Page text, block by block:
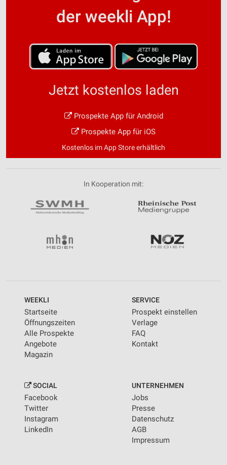
der weekli App!
Jetzt kostenlos laden
Prospekte App für Android
Prospekte App für iOS
Kostenlos im App Store erhältlich
In Kooperation mit:
WEEKLI
Startseite
Öffnungszeiten
Alle Prospekte
Angebote
Magazin
SERVICE
Prospekt einstellen
Verlage
FAQ
Kontakt
SOCIAL
Facebook
Twitter
Instagram
LinkedIn
UNTERNEHMEN
Jobs
Presse
Datenschutz
AGB
Impressum